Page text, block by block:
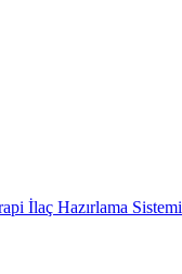
İlaç Hazırlama Sistemi